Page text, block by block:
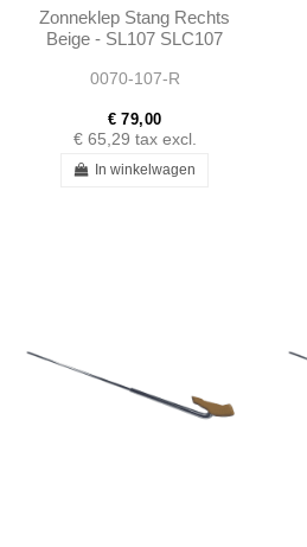
Zonneklep Stang Rechts
Beige - SL107 SLC107
0070-107-R
€ 79,00
€ 65,29 tax excl.
In winkelwagen